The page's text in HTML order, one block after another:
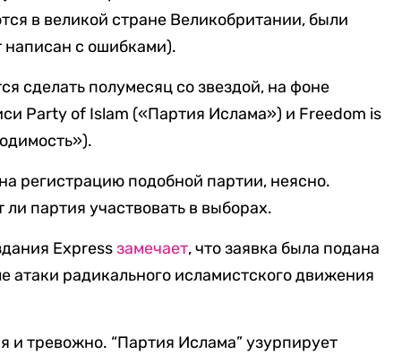
в великой стране Великобритании, были
написан с ошибками).
сделать полумесяц со звездой, на фоне
Party of Islam («Партия Ислама») и Freedom is
регистрацию подобной партии, неясно.
партия участвовать в выборах.
Expressзамечает, что заявка была подана
атаки радикального исламистского движения
и тревожно. “Партия Ислама” узурпирует